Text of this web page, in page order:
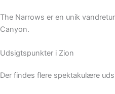
The Narrows er en unik
Canyon.
Udsigtspunkter i Zion
Der findes flere spektakulære